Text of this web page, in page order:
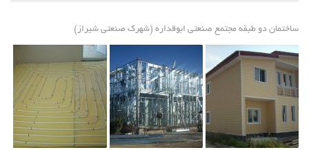
ساختمان دو طبقه مجتمع صنعتی ابوقداره (شهرک صنعتی شیراز)